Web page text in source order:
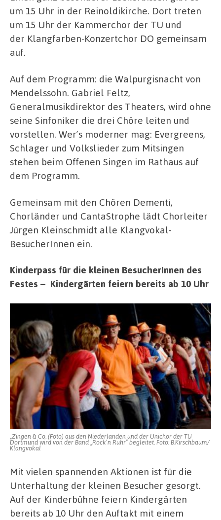
um 15 Uhr in der Reinoldikirche. Dort treten
um 15 Uhr der Kammerchor der TU und
der Klangfarben-Konzertchor DO gemeinsam
auf.
Auf dem Programm: die Walpurgisnacht von
Mendelssohn. Gabriel Feltz,
Generalmusikdirektor des Theaters, wird ohne
seine Sinfoniker die drei Chöre leiten und
vorstellen. Wer’s moderner mag: Evergreens,
Schlager und Volkslieder zum Mitsingen
stehen beim Offenen Singen im Rathaus auf
dem Programm.
Gemeinsam mit den Chören Dementi,
Chorländer und CantaStrophe lädt Chorleiter
Jürgen Kleinschmidt alle Klangvokal-
BesucherInnen ein.
Kinderpass für die kleinen BesucherInnen des
Festes – Kindergärten feiern bereits ab 10 Uhr
„Zingen & Co. (Foto) aus den Niederlanden und der Unichor der TU
Dortmund wird von der Band „Rock’n Ruhr“ begleitet. Foto: B.Kirschbaum/
Klangvokal
Mit vielen spannenden Aktionen ist für die
Unterhaltung der kleinen Besucher gesorgt.
Auf der Kinderbühne feiern Kindergärten
bereits ab 10 Uhr den Auftakt mit einem